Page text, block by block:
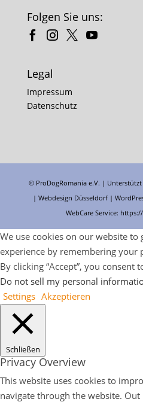
Folgen Sie uns:
Legal
Impressum
Datenschutz
© ProDogRomania e.V. |
| Webdesign Düsseldorf |
WebCare Service:
We use cookies on our website
experience by remembering your
By clicking “Accept”, you consent
Do not sell my personal
Settings Akzeptieren
Schließen
Privacy Overview
This website uses cookies to
navigate through the website.